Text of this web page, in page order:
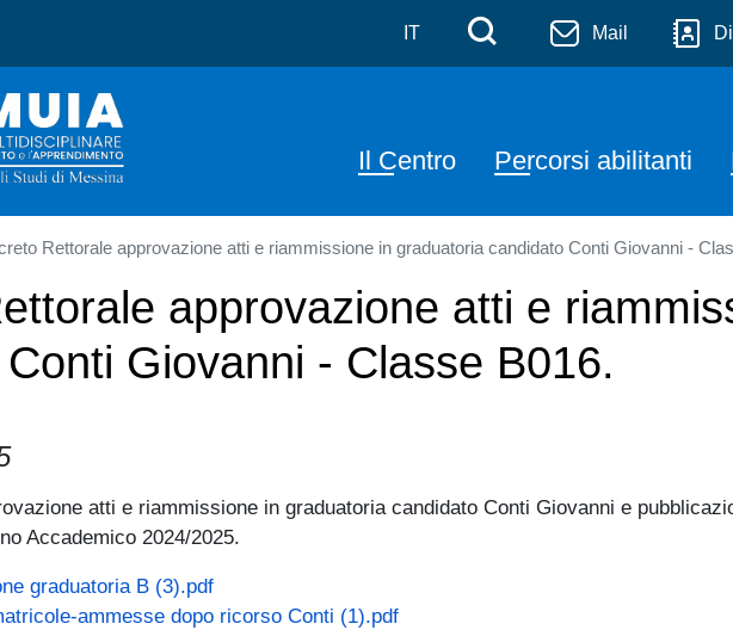
Skip to main content
IT Menù di
Cerca Mail
Navigazione
Il Centro Percorsi abilitanti
Rettorale approvazione atti e riammissione in graduatoria candidato Conti Giovanni -
approvazione atti e
Giovanni - Classe B016.
atti e riammissione in graduatoria candidato Conti Giovanni e
Accademico 2024/2025.
graduatoria B (3).pdf
ammesse dopo ricorso Conti (1).pdf